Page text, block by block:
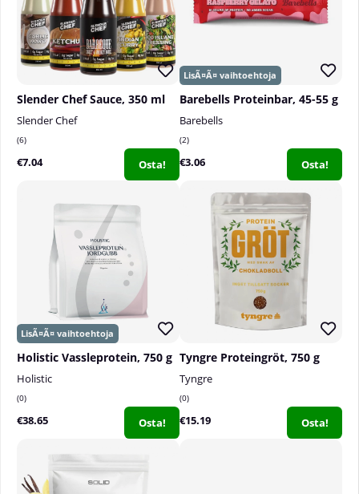
riippumatta harjoittelutasosta ja tavoitteista!
Slender Chef Sauce, 350 ml
Slender Chef
6
€7.04 Osta!
Barebells Proteinbar, 45-55 g
Barebells
2
€3.06 Osta!
Holistic Vassleprotein, 750 g
Holistic
0
€38.65 Osta!
Tyngre Proteingröt, 750 g
Tyngre
0
€15.19 Osta!